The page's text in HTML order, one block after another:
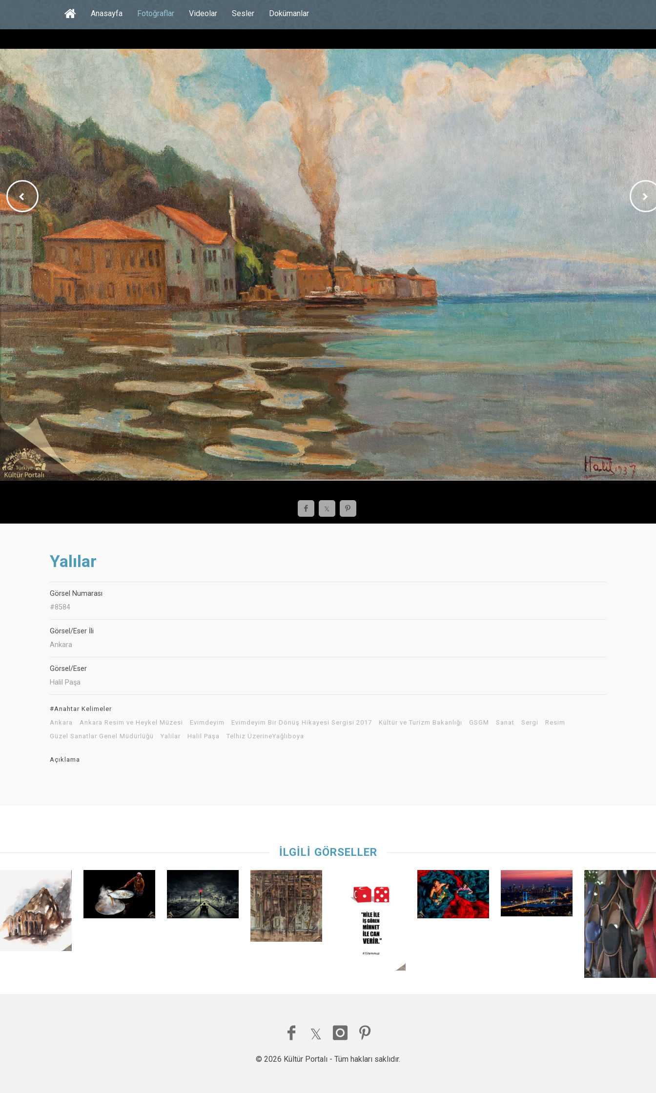
Anasayfa Fotoğraflar Videolar Sesler Dokümanlar
Yalılar
Görsel Numarası
#8584
Görsel/Eser İli
Ankara
Görsel/Eser
Halil Paşa
#Anahtar Kelimeler
Ankara
Ankara Resim ve Heykel Müzesi Evimdeyim Evimdeyim Bir Dönüş Hikayesi Sergisi 2017 Kültür ve Turizm Bakanlığı GSGM Sanat Sergi
Resim
Güzel Sanatlar Genel Müdürlüğü
Yalılar Halil Paşa Telhiz ÜzerineYağlıboya
Açıklama
İLGİLİ GÖRSELLER
© 2026 Kültür Portalı - Tüm hakları saklıdır.